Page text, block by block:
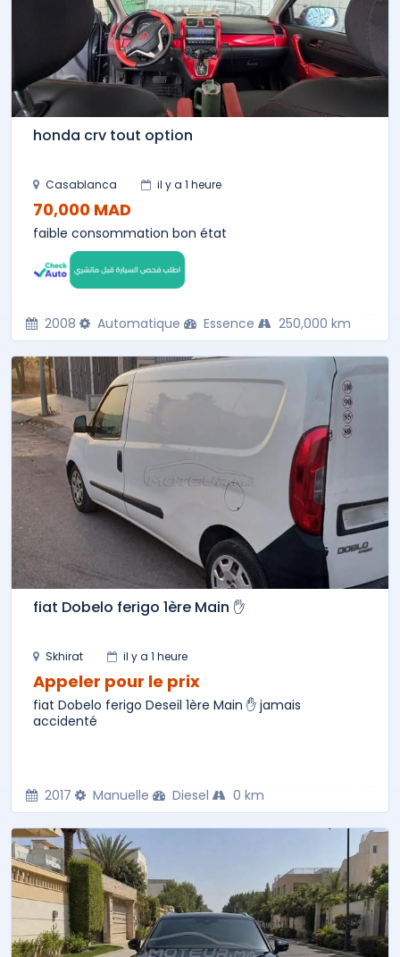
honda crv tout option
Casablanca il y a 1 heure
70,000 MAD
faible consommation bon état
2008 Automatique Essence 250,000 km
fiat Dobelo ferigo 1ère Main ✋
Skhirat il y a 1 heure
Appeler pour le prix
fiat Dobelo ferigo Deseil 1ère Main ✋ jamais
accidenté
2017 Manuelle Diesel 0 km